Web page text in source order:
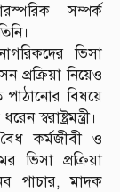
সম্পর্ক
ভিসা
প্রক্রিয়া নিয়েও
বিষয়ে
স্বরাষ্ট্রমন্ত্রী।
কর্মজীবী ও
ভিসা প্রক্রিয়া
পাচার, মাদক